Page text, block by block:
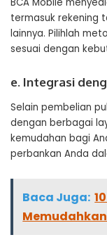
termasuk rekening
lainnya. Pilihlah
sesuai dengan
e. Integrasi
Selain pembelian
dengan berbagai
kemudahan bagi
perbankan Anda
Baca Juga: